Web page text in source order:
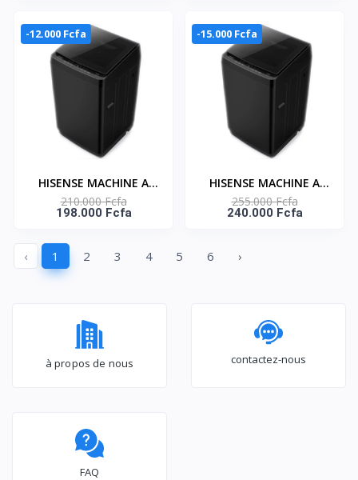
WF5S1243BB
-12.000 Fcfa
HISENSE MACHINE A
LAVER 11KG TOP LOAD
BUBBLE CLEAN -
AUTOMATIQUE -
WT3K1123UB
210.000 Fcfa
198.000 Fcfa
-15.000 Fcfa
HISENSE MACHINE A
LAVER 14KG TOP LOAD
BUBBLE CLEAN -
WT3K1423UB
255.000 Fcfa
240.000 Fcfa
‹ 1 2 3 4 5 6 ›
à propos de nous contactez-nous
FAQ